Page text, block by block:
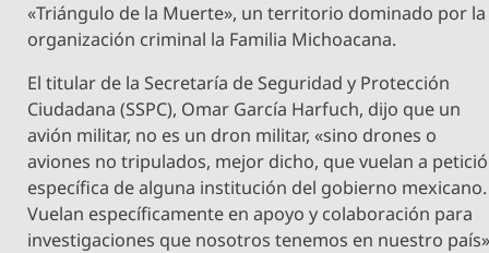
«Triángulo de la Muerte», un territorio dominado por la
organización criminal la Familia Michoacana.
El titular de la Secretaría de Seguridad y Protección
Ciudadana (SSPC), Omar García Harfuch, dijo que un
avión militar, no es un dron militar, «sino drones o
aviones no tripulados, mejor dicho, que vuelan a
específica de alguna institución del gobierno mexicano.
Vuelan específicamente en apoyo y colaboración para
investigaciones que nosotros tenemos en nuestro